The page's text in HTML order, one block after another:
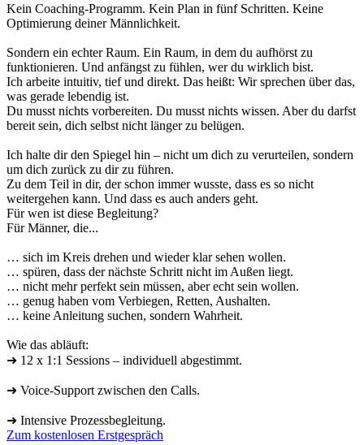
Kein Coaching-Programm. Kein Plan in fünf Schritten. Keine
Optimierung deiner Männlichkeit.
Sondern ein echter Raum. Ein Raum, in dem du aufhörst zu
funktionieren. Und anfängst zu fühlen, wer du wirklich bist.
Ich arbeite intuitiv, tief und direkt. Das heißt: Wir sprechen über das,
was gerade lebendig ist.
Du musst nichts vorbereiten. Du musst nichts wissen. Aber du darfst
bereit sein, dich selbst nicht länger zu belügen.
Ich halte dir den Spiegel hin – nicht um dich zu verurteilen, sondern
um dich zurück zu dir zu führen.
Zu dem Teil in dir, der schon immer wusste, dass es so nicht
weitergehen kann. Und dass es auch anders geht.
Für wen ist diese Begleitung?
Für Männer, die...
… sich im Kreis drehen und wieder klar sehen wollen.
… spüren, dass der nächste Schritt nicht im Außen liegt.
… nicht mehr perfekt sein müssen, aber echt sein wollen.
… genug haben vom Verbiegen, Retten, Aushalten.
… keine Anleitung suchen, sondern Wahrheit.
Wie das abläuft:
➜ 12 x 1:1 Sessions – individuell abgestimmt.
➜ Voice-Support zwischen den Calls.
➜ Intensive Prozessbegleitung.
Zum kostenlosen Erstgespräch